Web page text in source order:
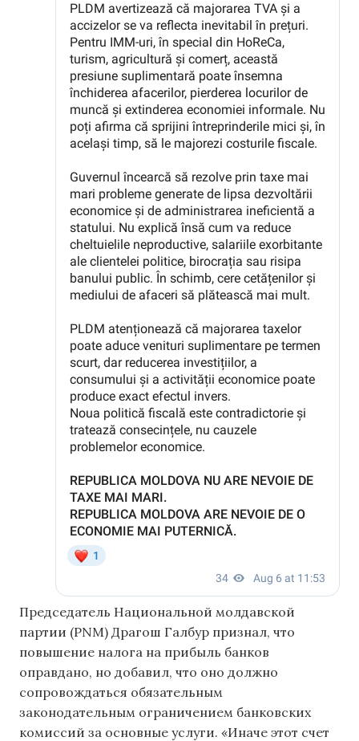
Председатель Национальной молдавской
партии (PNM) Драгош Галбур признал, что
повышение налога на прибыль банков
оправдано, но добавил, что оно должно
сопровождаться обязательным
законодательным ограничением банковских
комиссий за основные услуги. «Иначе этот счет